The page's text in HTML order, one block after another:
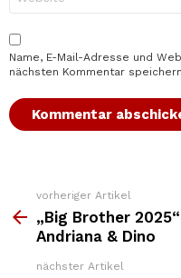
Name, E-Mail-Adresse und
nächsten Kommentar
Weitere
Top
News
vorheriger Artikel
„Big Brother
Andriana & Dino
nächster Artikel